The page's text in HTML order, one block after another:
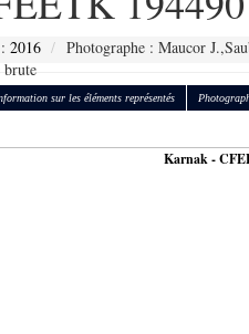
2016
Photographe : Maucor
brute
sur les éléments représentés